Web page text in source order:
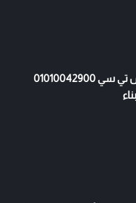
شركة المتخصص للتجارة والمقاولات اس تي سي 01010042900